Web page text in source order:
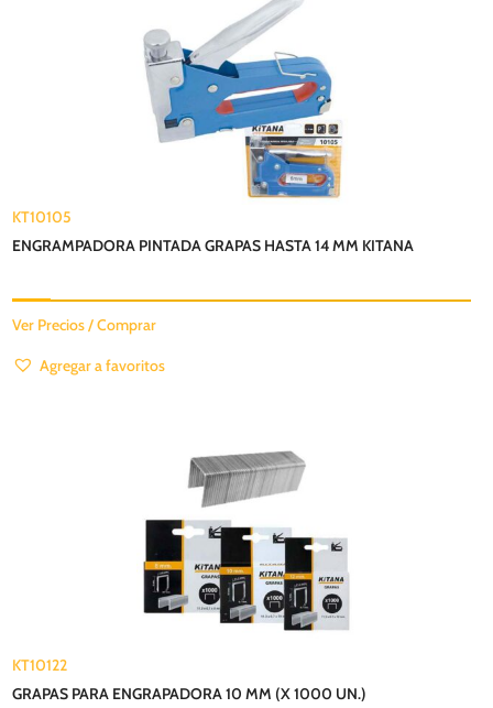
KT10105
ENGRAMPADORA PINTADA GRAPAS HASTA 14 MM KITANA
Ver Precios / Comprar
Agregar a favoritos
KT10122
GRAPAS PARA ENGRAPADORA 10 MM (X 1000 UN.)